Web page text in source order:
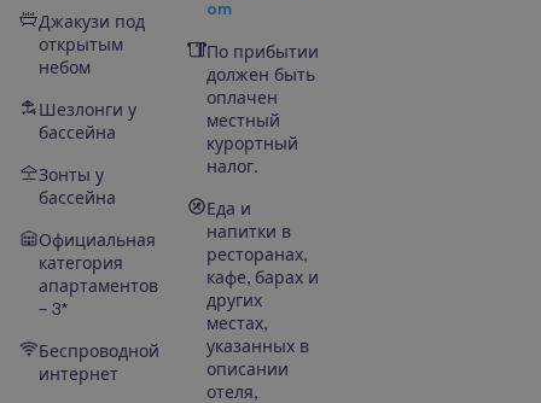
Джакузи под
открытым
небом
Шезлонги у
бассейна
Зонты у
бассейна
Официальная
категория
апартаментов
– 3*
Беспроводной
интернет
om
По прибытии
должен быть
оплачен
местный
курортный
налог.
Еда и
напитки в
ресторанах,
кафе, барах и
других
местах,
указанных в
описании
отеля,